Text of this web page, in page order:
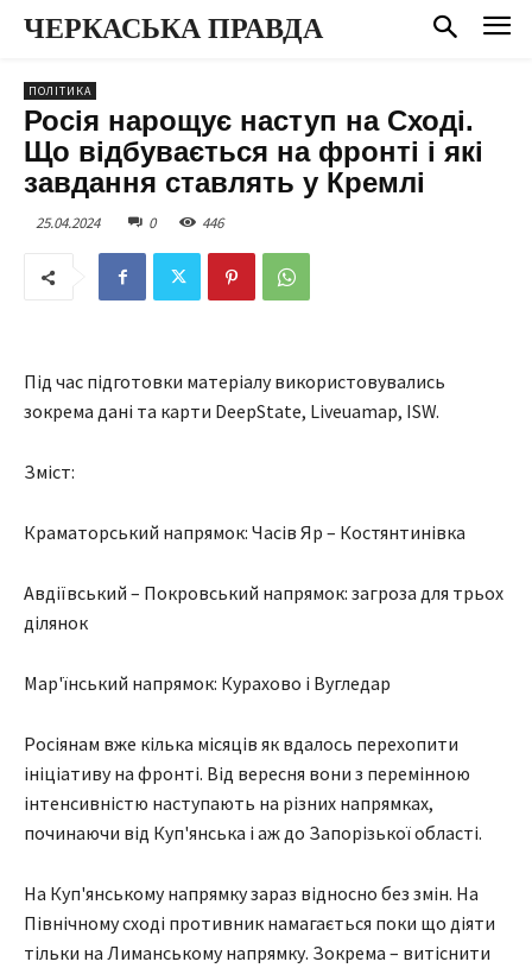
ЧЕРКАСЬКА ПРАВДА
ПОЛІТИКА
Росія нарощує наступ на Сході.
Що відбувається на фронті і які
завдання ставлять у Кремлі
25.04.2024 0 446
Під час підготовки матеріалу використовувались
зокрема дані та карти DeepState, Liveuamap, ISW.
Зміст:
Краматорський напрямок: Часів Яр – Костянтинівка
Авдіївський – Покровський напрямок: загроза для трьох
ділянок
Мар'їнський напрямок: Курахово і Вугледар
Росіянам вже кілька місяців як вдалось перехопити
ініціативу на фронті. Від вересня вони з перемінною
інтенсивністю наступають на різних напрямках,
починаючи від Куп'янська і аж до Запорізької області.
На Куп'янському напрямку зараз відносно без змін. На
Північному сході противник намагається поки що діяти
тільки на Лиманському напрямку. Зокрема – витіснити